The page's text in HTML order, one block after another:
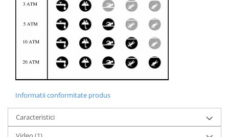
Informatii conformitate produs
Caracteristici